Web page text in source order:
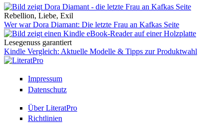
Rebellion, Liebe, Exil
Wer war Dora Diamant: Die letzte Frau an Kafkas Seite
Lesegenuss garantiert
Kindle Vergleich: Aktuelle Modelle & Tipps zur Produktwahl
Impressum
Datenschutz
Über LiteratPro
Richtlinien